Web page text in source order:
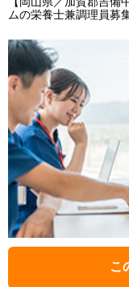
こ
ムの栄養士兼調理員募